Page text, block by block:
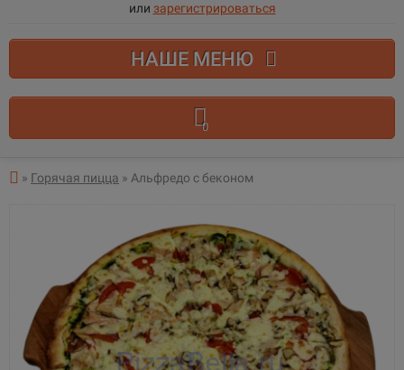
или зарегистрироваться
НАШЕ МЕНЮ
0
» Горячая пицца » Альфредо с беконом